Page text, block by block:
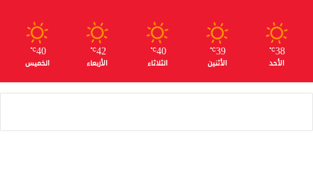
38
℃
الأحد
39
℃
الأثنين
40
℃
الثلاثاء
42
℃
الأربعاء
40
℃
الخميس